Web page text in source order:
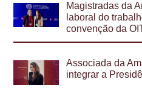
Magistradas da
laboral do
convenção da
Associada da
integrar a